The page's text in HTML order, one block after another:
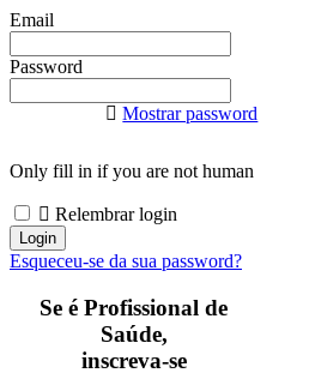
Email
Password
Mostrar password
Only fill in if you are not human
Relembrar login
Esqueceu-se da sua password?
Se é Profissional de
Saúde,
inscreva-se